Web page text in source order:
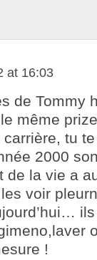
at 16:03
de Tommy
même
carrière, tu
2000
de la vie a
voir
!